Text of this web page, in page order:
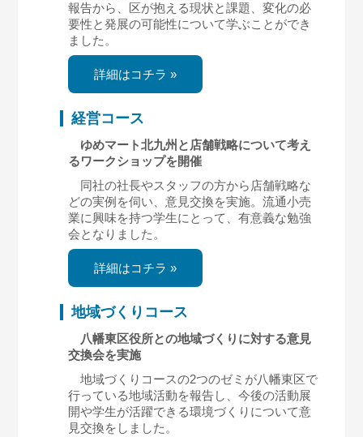
報告から、区が抱える現状と課題、変化の必
要性と発展の可能性について学ぶことができ
ました。
詳細はコチラ »
経営コース
ゆめマート北九州と店舗戦略について考え
るワークショップを開催
同社の社長やスタッフの方から店舗戦略な
どの実例を伺い、意見交換を実施。流通小売
業に興味を持つ学生にとって、有意義な勉強
会となりました。
詳細はコチラ »
地域づくりコース
八幡東区役所との地域づくりに対する意見
交換会を実施
地域づくりコースの2つのゼミが八幡東区で
行っている地域活動を報告し、今後の活動展
開や学生が活躍できる環境づくりについて意
見交換をしました。